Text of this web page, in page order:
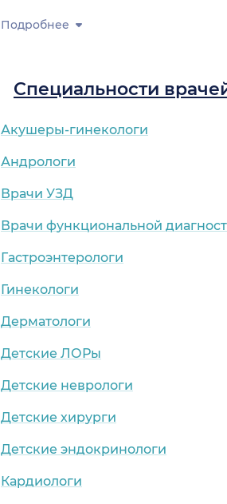
Подробнее
Специальности
Акушеры-гинекологи
Андрологи
Врачи УЗД
Врачи функциональной
Гастроэнтерологи
Гинекологи
Дерматологи
Детские ЛОРы
Детские неврологи
Детские хирурги
Детские эндокринологи
Кардиологи